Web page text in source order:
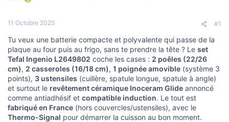
s
u
s
s
i
o
n
11 Octobre 2025 #1
Tu veux une batterie compacte et polyvalente qui passe de la
plaque au four puis au frigo, sans te prendre la tête ? Le set
Tefal Ingenio L2649802 coche les cases : 2 poêles (22/26
cm), 2 casseroles (16/18 cm), 1 poignée amovible (système 3
points), 3 ustensiles (cuillère, spatule longue, spatule à angle)
et surtout le revêtement céramique Inoceram Glide annoncé
comme antiadhésif et compatible induction. Le tout est
fabriqué en France (hors couvercles/ustensiles), avec le
Thermo-Signal pour démarrer la cuisson au bon moment.